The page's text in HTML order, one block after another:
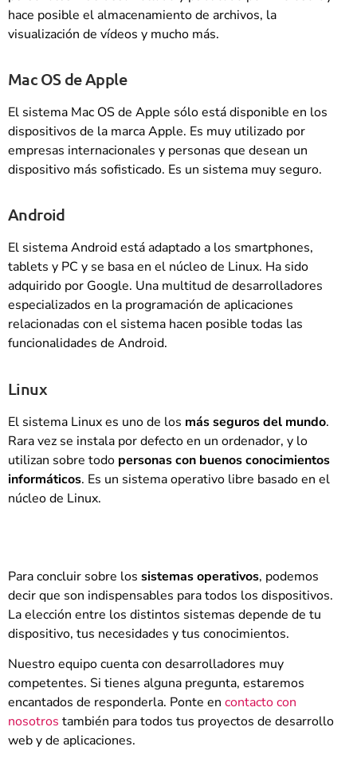
hace posible el almacenamiento de archivos, la
visualización de vídeos y mucho más.
Mac OS de Apple
El sistema Mac OS de Apple sólo está disponible en los
dispositivos de la marca Apple. Es muy utilizado por
empresas internacionales y personas que desean un
dispositivo más sofisticado. Es un sistema muy seguro.
Android
El sistema Android está adaptado a los smartphones,
tablets y PC y se basa en el núcleo de Linux. Ha sido
adquirido por Google. Una multitud de desarrolladores
especializados en la programación de aplicaciones
relacionadas con el sistema hacen posible todas las
funcionalidades de Android.
Linux
El sistema Linux es uno de los más seguros del mundo.
Rara vez se instala por defecto en un ordenador, y lo
utilizan sobre todo personas con buenos conocimientos
informáticos. Es un sistema operativo libre basado en el
núcleo de Linux.
Para concluir sobre los sistemas operativos, podemos
decir que son indispensables para todos los dispositivos.
La elección entre los distintos sistemas depende de tu
dispositivo, tus necesidades y tus conocimientos.
Nuestro equipo cuenta con desarrolladores muy
competentes. Si tienes alguna pregunta, estaremos
encantados de responderla. Ponte en contacto con
nosotros también para todos tus proyectos de desarrollo
web y de aplicaciones.